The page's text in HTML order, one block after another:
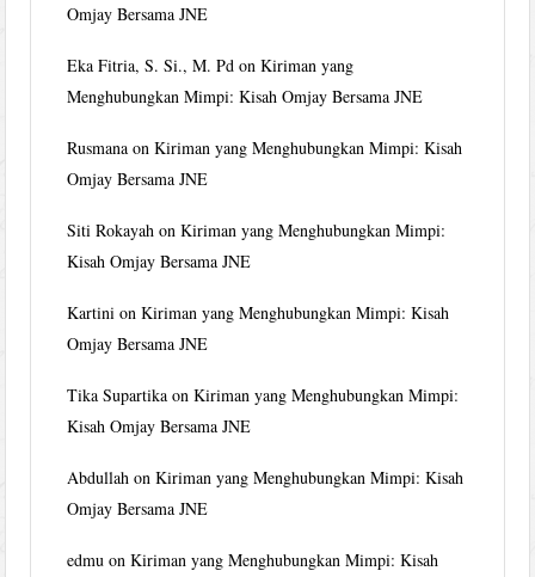
Omjay Bersama JNE
Eka Fitria, S. Si., M. Pd onKiriman yang
Menghubungkan Mimpi: Kisah Omjay Bersama JNE
Rusmana onKiriman yang Menghubungkan Mimpi: Kisah
Omjay Bersama JNE
Siti Rokayah onKiriman yang Menghubungkan Mimpi:
Kisah Omjay Bersama JNE
Kartini onKiriman yang Menghubungkan Mimpi: Kisah
Omjay Bersama JNE
Tika Supartika onKiriman yang Menghubungkan Mimpi:
Kisah Omjay Bersama JNE
Abdullah onKiriman yang Menghubungkan Mimpi: Kisah
Omjay Bersama JNE
edmu onKiriman yang Menghubungkan Mimpi: Kisah